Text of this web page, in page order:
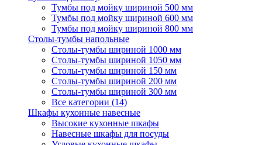
Тумбы под мойку шириной 500 мм
Тумбы под мойку шириной 600 мм
Тумбы под мойку шириной 800 мм
Столы-тумбы напольные
Столы-тумбы шириной 1000 мм
Столы-тумбы шириной 1050 мм
Столы-тумбы шириной 150 мм
Столы-тумбы шириной 200 мм
Столы-тумбы шириной 300 мм
Все категории (14)
Шкафы кухонные навесные
Высокие кухонные шкафы
Навесные шкафы для посуды